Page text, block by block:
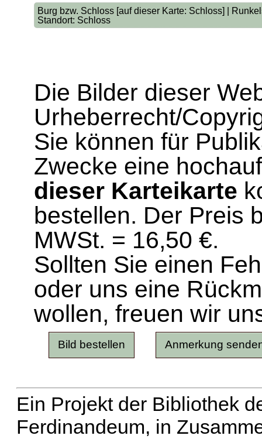
Burg bzw. Schloss [auf dieser Karte: Schloss] |
Standort: Schloss
Die Bilder dieser
Urheberrecht/
Sie können für
Zwecke eine
dieser Karteikarte
bestellen. Der Preis
MWSt. = 16,50 €.
Sollten Sie einen
oder uns eine
wollen, freuen wir
Ein Projekt der Bibliothek
Ferdinandeum, in